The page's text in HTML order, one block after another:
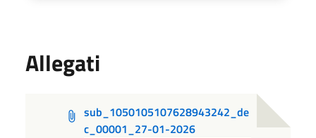
Allegati
sub_1050105107628943242_de
c_00001_27-01-2026